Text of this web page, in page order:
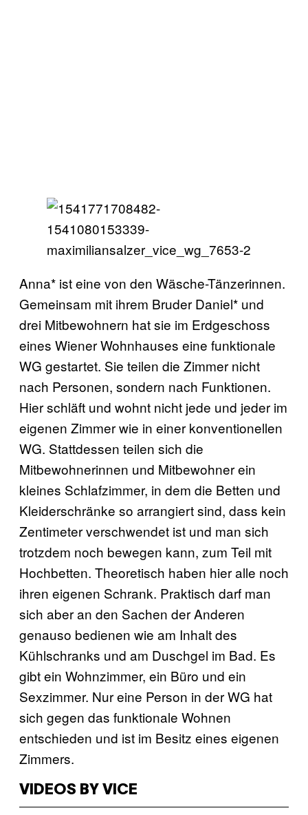
Anna* ist eine von den Wäsche-Tänzerinnen.
Gemeinsam mit ihrem Bruder Daniel* und
drei Mitbewohnern hat sie im Erdgeschoss
eines Wiener Wohnhauses eine funktionale
WG gestartet. Sie teilen die Zimmer nicht
nach Personen, sondern nach Funktionen.
Hier schläft und wohnt nicht jede und jeder im
eigenen Zimmer wie in einer konventionellen
WG. Stattdessen teilen sich die
Mitbewohnerinnen und Mitbewohner ein
kleines Schlafzimmer, in dem die Betten und
Kleiderschränke so arrangiert sind, dass kein
Zentimeter verschwendet ist und man sich
trotzdem noch bewegen kann, zum Teil mit
Hochbetten. Theoretisch haben hier alle noch
ihren eigenen Schrank. Praktisch darf man
sich aber an den Sachen der Anderen
genauso bedienen wie am Inhalt des
Kühlschranks und am Duschgel im Bad. Es
gibt ein Wohnzimmer, ein Büro und ein
Sexzimmer. Nur eine Person in der WG hat
sich gegen das funktionale Wohnen
entschieden und ist im Besitz eines eigenen
Zimmers.
VIDEOS BY VICE